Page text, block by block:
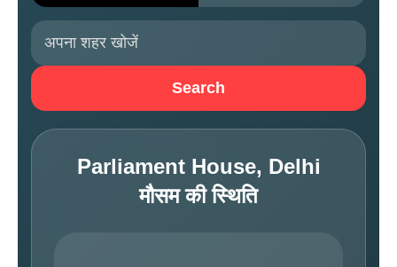
Search
Parliament House, Delhi
मौसम की स्थिति